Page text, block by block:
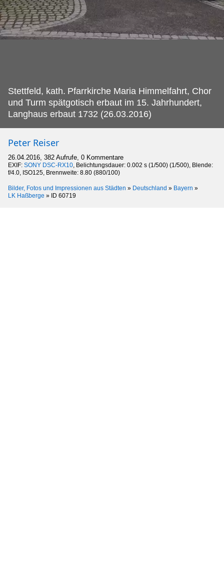
Stettfeld, kath. Pfarrkirche Maria Himmelfahrt, Chor
und Turm spätgotisch erbaut im 15. Jahrhundert,
Langhaus erbaut 1732 (26.03.2016)
Peter Reiser
26.04.2016, 382 Aufrufe, 0 Kommentare
EXIF: SONY DSC-RX10, Belichtungsdauer: 0.002 s (1/500) (1/500), Blende:
f/4.0, ISO125, Brennweite: 8.80 (880/100)
Bilder, Fotos und Impressionen aus Städten » Deutschland » Bayern »
LK Haßberge » ID 60719